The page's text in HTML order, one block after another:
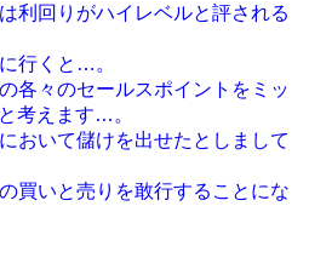
利回りがハイレベルと評される
行くと…。
各々のセールスポイントをミッ
考えます…。
おいて儲けを出せたとしまして
買いと売りを敢行することにな